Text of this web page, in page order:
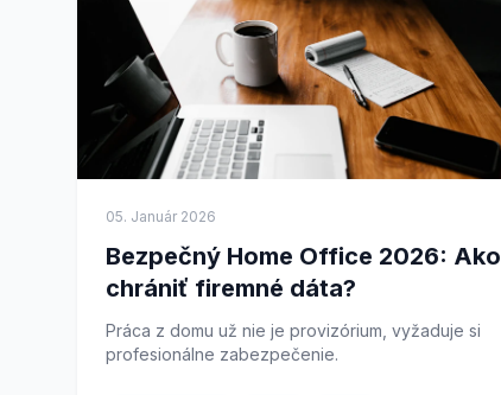
05. Január 2026
Bezpečný Home Office 2026: Ako
chrániť firemné dáta?
Práca z domu už nie je provizórium, vyžaduje si
profesionálne zabezpečenie.